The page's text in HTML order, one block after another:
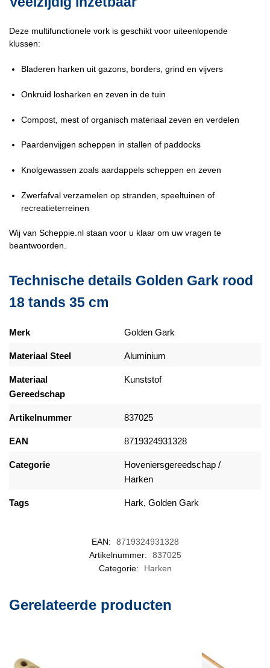
Deze multifunctionele vork is geschikt voor uiteenlopende
klussen:
Bladeren harken uit gazons, borders, grind en vijvers
Onkruid losharken en zeven in de tuin
Compost, mest of organisch materiaal zeven en verdelen
Paardenvijgen scheppen in stallen of paddocks
Knolgewassen zoals aardappels scheppen en zeven
Zwerfafval verzamelen op stranden, speeltuinen of
recreatieterreinen
Wij van Scheppie.nl staan voor u klaar om uw vragen te
beantwoorden.
Technische details Golden Gark rood
18 tands 35 cm
Merk Golden Gark
Materiaal Steel Aluminium
Materiaal
Gereedschap
Kunststof
Artikelnummer 837025
EAN 8719324931328
Categorie Hoveniersgereedschap /
Harken
Tags Hark, Golden Gark
EAN:
8719324931328
Artikelnummer:
837025
Categorie:
Harken
Gerelateerde producten